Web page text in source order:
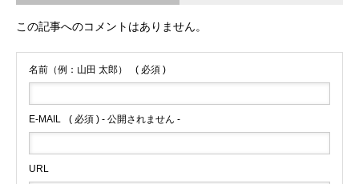
この記事へのコメントはありません。
名前（例：山田 太郎） ( 必須 )
E-MAIL ( 必須 ) - 公開されません -
URL